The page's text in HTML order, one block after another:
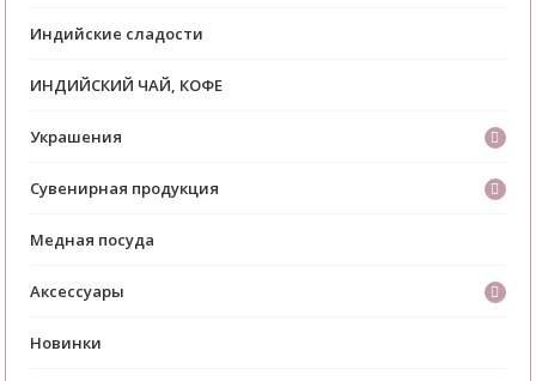
Индийские сладости
ИНДИЙСКИЙ ЧАЙ, КОФЕ
Украшения
Сувенирная продукция
Медная посуда
Аксессуары
Новинки